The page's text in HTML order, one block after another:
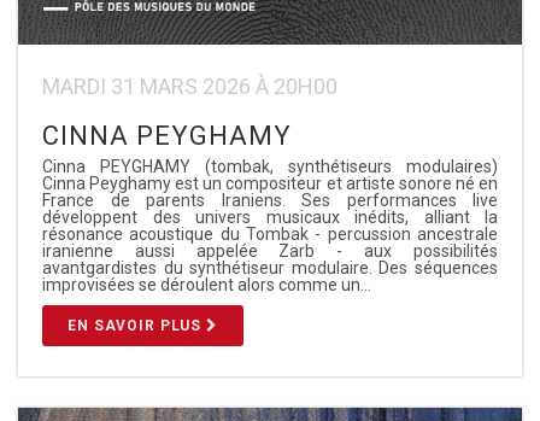
MARDI 31 MARS 2026 À 20H00
CINNA PEYGHAMY
Cinna PEYGHAMY (tombak, synthétiseurs modulaires)
Cinna Peyghamy est un compositeur et artiste sonore né en
France de parents Iraniens. Ses performances live
développent des univers musicaux inédits, alliant la
résonance acoustique du Tombak - percussion ancestrale
iranienne aussi appelée Zarb - aux possibilités
avantgardistes du synthétiseur modulaire. Des séquences
improvisées se déroulent alors comme un…
EN SAVOIR PLUS